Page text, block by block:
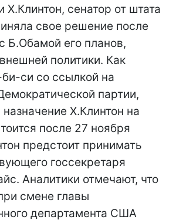
сенатор от штата
свое решение после
Б.Обамой его планов,
политики. Как
си со ссылкой на
партии,
Х.Клинтон на
после 27 ноября
предстоит принимать
госсекретаря
Аналитики отмечают, что
смене главы
департамента США